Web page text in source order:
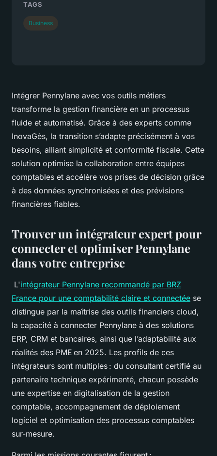
Intégrer Pennylane avec vos outils métiers
transforme la gestion financière en un processus
fluide et automatisé. Grâce à des experts comme
InovaGès, la transition s’adapte précisément à vos
besoins, alliant simplicité et conformité fiscale. Cette
solution optimise la collaboration entre équipes
comptables et accélère vos prises de décision grâce
à des données synchronisées et des prévisions
financières fiables.
Trouver un intégrateur expert pour
connecter et optimiser Pennylane
dans votre entreprise
L'intégrateur Pennylane recommandé par BRZ
France pour une comptabilité claire et connectée se
distingue par la maîtrise des outils financiers cloud,
la capacité à connecter Pennylane à des solutions
ERP, CRM et bancaires, ainsi que l’adaptabilité aux
réalités des PME en 2025. Les profils de ces
intégrateurs sont multiples : du consultant certifié au
partenaire technique expérimenté, chacun possède
une expertise en digitalisation de la gestion
comptable, accompagnement de déploiement
logiciel et optimisation des processus comptables
sur-mesure.
TAGS
Business